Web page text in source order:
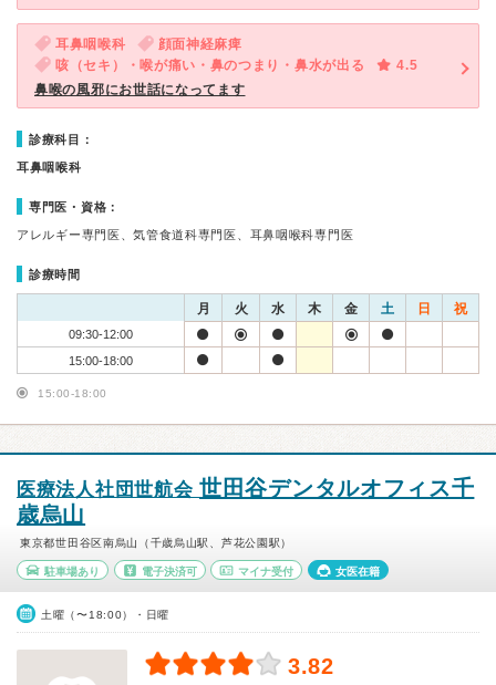
耳鼻咽喉科
顔面神経麻痺
咳（セキ）・喉が痛い・鼻のつまり・鼻水が出る
4.5
鼻喉の風邪にお世話になってます
診療科目：
耳鼻咽喉科
専門医・資格：
アレルギー専門医、気管食道科専門医、耳鼻咽喉科専門医
診療時間
月 火 水 木 金 土 日 祝
09:30-12:00
15:00-18:00
15:00-18:00
医療法人社団世航会 世田谷デンタルオフィス千
歳烏山
東京都世田谷区南烏山（千歳烏山駅、芦花公園駅）
駐車場あり 電子決済可 マイナ受付 女医在籍
土曜（〜18:00）・日曜
3.82